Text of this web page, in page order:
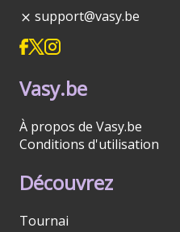
support@vasy.be
Vasy.be
À propos de Vasy.be
Conditions d'utilisation
Découvrez
Tournai